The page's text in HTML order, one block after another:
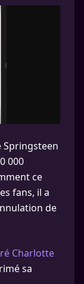
Springsteen
000
ce
fans, il a
de
Charlotte
sa